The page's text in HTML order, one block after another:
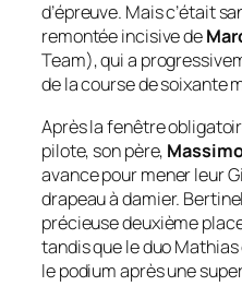
d’épreuve. Mais c’était
remontée incisive de
Team), qui a
de la course de soixante
Après la fenêtre
pilote, son père,
avance pour mener leur
drapeau à damier.
précieuse deuxième
tandis que le duo
le podium après une